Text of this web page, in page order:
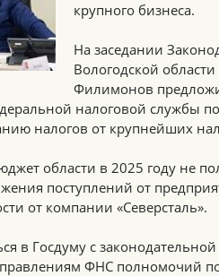
крупного бизнеса.
На заседании
Вологодской
Филимонов
налоговой службы
налогов от крупнейших
области в 2025 году не
поступлений от
от компании «Северсталь».
в Госдуму с
ФНС полномочий